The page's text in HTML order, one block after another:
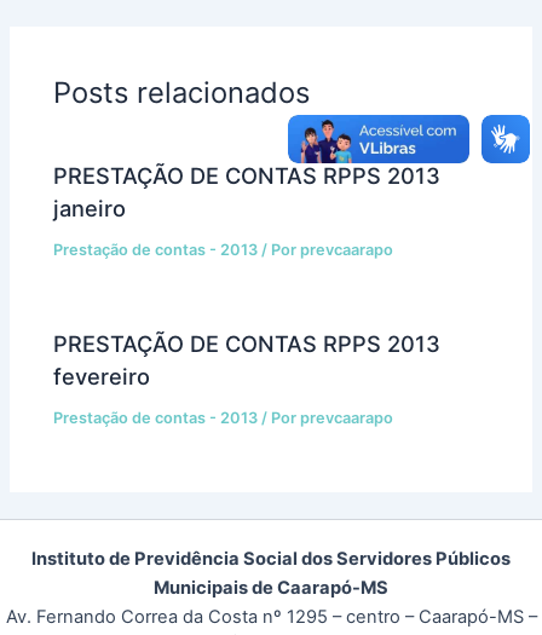
Posts relacionados
PRESTAÇÃO DE CONTAS RPPS 2013
janeiro
Prestação de contas - 2013 / Porprevcaarapo
PRESTAÇÃO DE CONTAS RPPS 2013
fevereiro
Prestação de contas - 2013 / Porprevcaarapo
Instituto de Previdência Social dos Servidores Públicos
Municipais de Caarapó-MS
Av. Fernando Correa da Costa nº 1295 – centro – Caarapó-MS –